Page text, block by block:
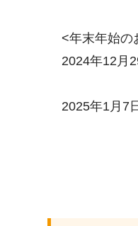
<年末年始の
2024年12
2025年1月7